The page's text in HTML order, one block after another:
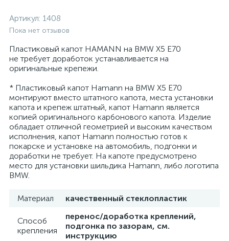
Артикул: 1408
Пока нет отзывов
Пластиковый капот HAMANN на BMW X5 E70
не требует доработок устанавливается на
оригинальные крепежи.
* Пластиковый капот Hamann на BMW X5 E70
монтируют вместо штатного капота, места установки
капота и крепеж штатный, капот Hamann является
копией оригинального карбонового капота. Изделие
обладает отличной геометрией и высоким качеством
исполнения, капот Hamann полностью готов к
покарске и установке на автомобиль, подгонки и
доработки не требует. На капоте предусмотрено
место для установки шильдика Hamann, либо логотипа
BMW.
Материал качественный стеклопластик
Способ
крепления
перенос/доработка креплений,
подгонка по зазорам, см.
инструкцию